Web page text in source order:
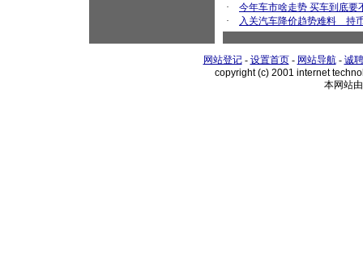
· 今年车市啥走势 买车到底要
·
入关汽车降价趋势难料 持
网站登记- 设置首页- 网站导航- 诚
copyright (c) 2001 internet
本网站